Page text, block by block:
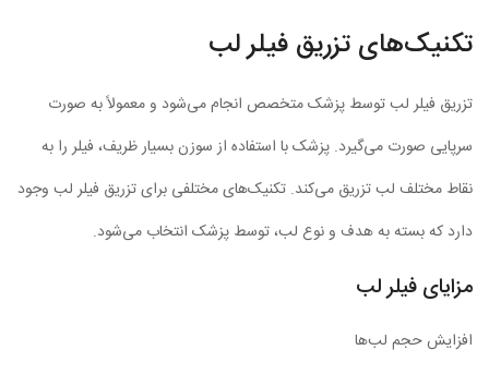
تکنیک‌های تزریق فیلر لب
تزریق فیلر لب توسط پزشک متخصص انجام می‌شود و معمولاً به صورت
سرپایی صورت می‌گیرد. پزشک با استفاده از سوزن بسیار ظریف، فیلر را به
نقاط مختلف لب تزریق می‌کند. تکنیک‌های مختلفی برای تزریق فیلر لب وجود
دارد که بسته به هدف و نوع لب، توسط پزشک انتخاب می‌شود.
مزایای فیلر لب
افزایش حجم لب‌ها